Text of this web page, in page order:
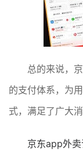
总的来说，
的支付体系，为
式，满足了广大
京东app外